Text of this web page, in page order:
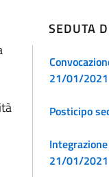
SEDUTA
21/01/2021
Posticipo
21/01/2021